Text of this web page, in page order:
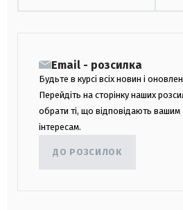
Email - розсилка
Будьте в курсі всіх новин і
Перейдіть на сторінку наших
обрати ті, що відповідають вашим
інтересам.
ДО РОЗСИЛОК